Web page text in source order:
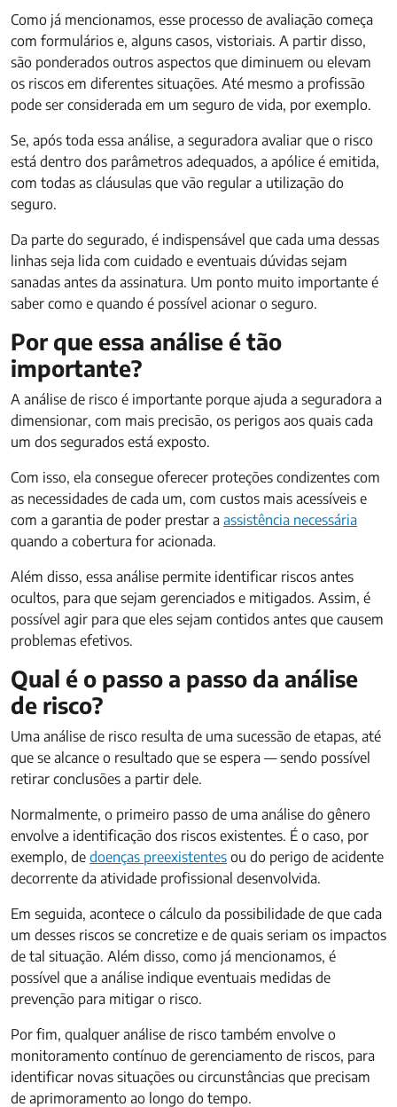
Como já mencionamos, esse processo de avaliação começa
com formulários e, alguns casos, vistoriais. A partir disso,
são ponderados outros aspectos que diminuem ou elevam
os riscos em diferentes situações. Até mesmo a profissão
pode ser considerada em um seguro de vida, por exemplo.
Se, após toda essa análise, a seguradora avaliar que o risco
está dentro dos parâmetros adequados, a apólice é emitida,
com todas as cláusulas que vão regular a utilização do
seguro.
Da parte do segurado, é indispensável que cada uma dessas
linhas seja lida com cuidado e eventuais dúvidas sejam
sanadas antes da assinatura. Um ponto muito importante é
saber como e quando é possível acionar o seguro.
Por que essa análise é tão
importante?
A análise de risco é importante porque ajuda a seguradora a
dimensionar, com mais precisão, os perigos aos quais cada
um dos segurados está exposto.
Com isso, ela consegue oferecer proteções condizentes com
as necessidades de cada um, com custos mais acessíveis e
com a garantia de poder prestar a assistência necessária
quando a cobertura for acionada.
Além disso, essa análise permite identificar riscos antes
ocultos, para que sejam gerenciados e mitigados. Assim, é
possível agir para que eles sejam contidos antes que causem
problemas efetivos.
Qual é o passo a passo da análise
de risco?
Uma análise de risco resulta de uma sucessão de etapas, até
que se alcance o resultado que se espera — sendo possível
retirar conclusões a partir dele.
Normalmente, o primeiro passo de uma análise do gênero
envolve a identificação dos riscos existentes. É o caso, por
exemplo, de doenças preexistentes ou do perigo de acidente
decorrente da atividade profissional desenvolvida.
Em seguida, acontece o cálculo da possibilidade de que cada
um desses riscos se concretize e de quais seriam os impactos
de tal situação. Além disso, como já mencionamos, é
possível que a análise indique eventuais medidas de
prevenção para mitigar o risco.
Por fim, qualquer análise de risco também envolve o
monitoramento contínuo de gerenciamento de riscos, para
identificar novas situações ou circunstâncias que precisam
de aprimoramento ao longo do tempo.